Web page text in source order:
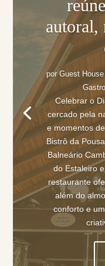
autoral,
porGuest House
Celebrar o
cercado pela
e momentos
Bistrô da
Balneário
do Estaleiro
restaurante
além do
conforto e